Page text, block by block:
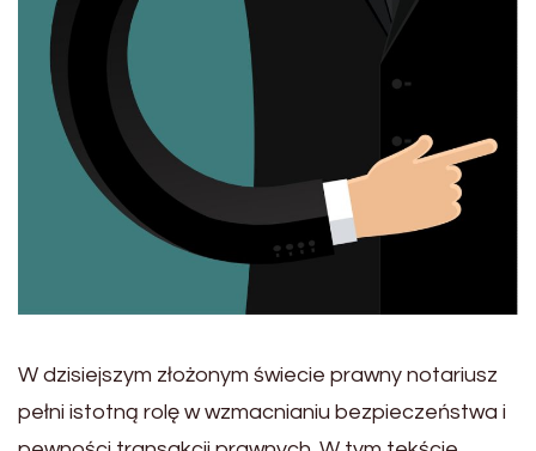
W dzisiejszym złożonym świecie prawny notariusz
pełni istotną rolę w wzmacnianiu bezpieczeństwa i